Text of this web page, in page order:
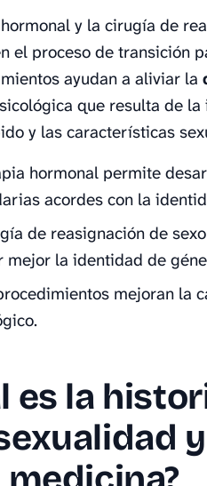
y la cirugía de
el proceso de transición
ayudan a aliviar la
que resulta de
y las características
hormonal permite
acordes con la
de reasignación de
mejor la identidad de
mejoran la
es la